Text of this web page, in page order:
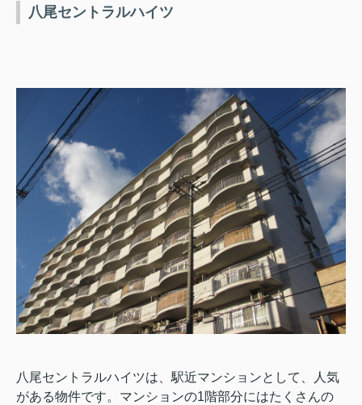
八尾セントラルハイツ
八尾セントラルハイツは、駅近マンションとして、人気
がある物件です。マンションの1階部分にはたくさんの